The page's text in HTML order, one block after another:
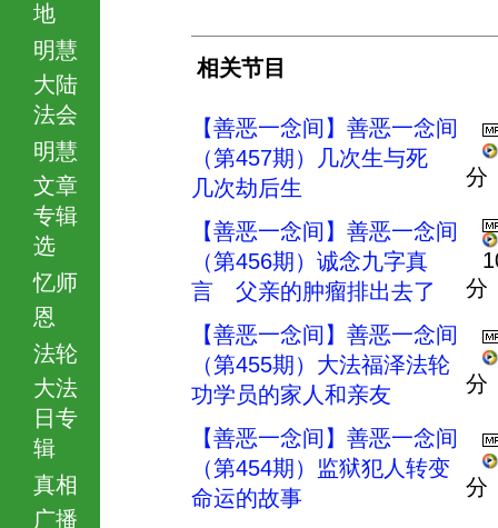
地
明慧
大陆
法会
明慧
文章
专辑
选
忆师
恩
法轮
大法
日专
辑
真相
广播
相关节目
【善恶一念间】善恶一念间
（第457期）几次生与死
几次劫后生
分
【善恶一念间】善恶一念间
（第456期）诚念九字真
言 父亲的肿瘤排出去了
分
【善恶一念间】善恶一念间
（第455期）大法福泽法轮
功学员的家人和亲友
分
【善恶一念间】善恶一念间
（第454期）监狱犯人转变
命运的故事
分